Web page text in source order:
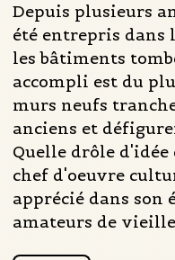
Depuis plusieurs
été entrepris dans
les bâtiments
accompli est du
murs neufs
anciens et
Quelle drôle
chef d'oeuvre
apprécié dans son
amateurs de